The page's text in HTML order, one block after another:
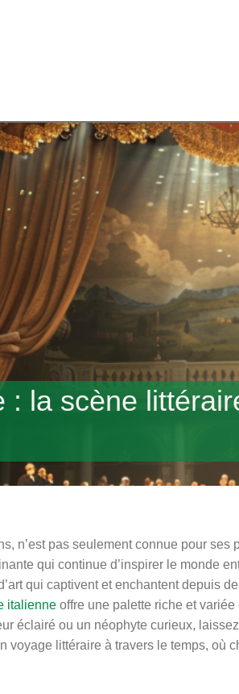
: la scène
n’est pas seulement connue pour
qui continue d’inspirer le monde
qui captivent et enchantent depuis
italienne offre une palette riche et
éclairé ou un néophyte curieux,
voyage littéraire à travers le temps,